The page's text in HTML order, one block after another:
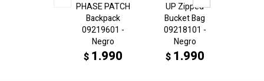
PHASE PATCH
Backpack
09219601 -
Negro
$ 1.990
UP Zipped
Bucket Bag
09218101 -
Negro
$ 1.990